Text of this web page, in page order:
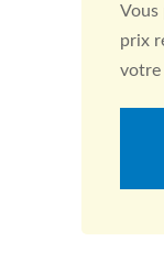
Vous
prix
votre